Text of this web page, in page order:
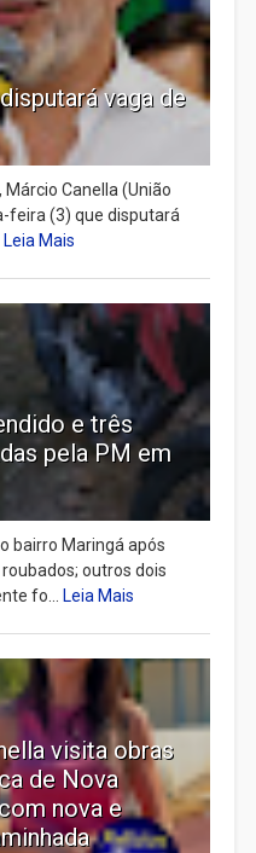
vaga de
Canella (União
feira (3) que disputará
Leia Mais
e três
pela PM em
bairro Maringá após
outros dois
fo...
Leia Mais
visita obras
de Nova
nova e